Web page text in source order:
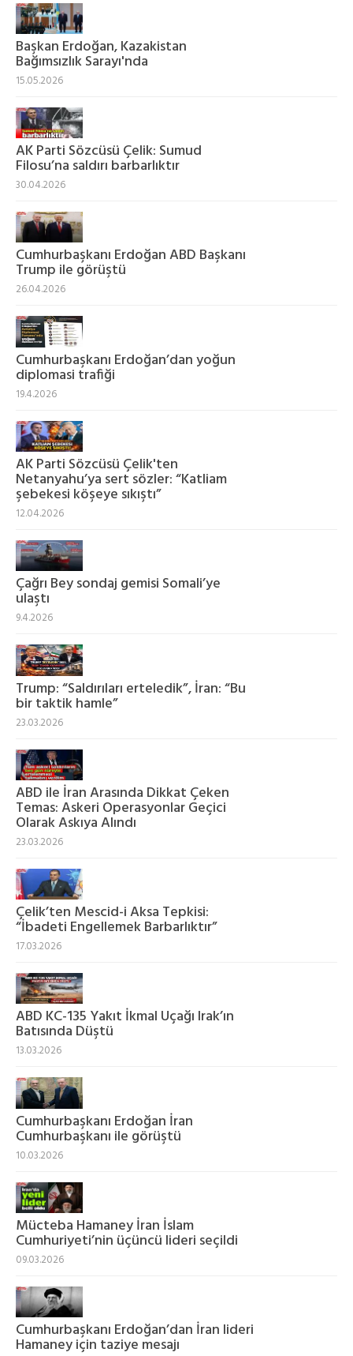
Başkan Erdoğan, Kazakistan
Bağımsızlık Sarayı'nda
15.05.2026
AK Parti Sözcüsü Çelik: Sumud
Filosu’na saldırı barbarlıktır
30.04.2026
Cumhurbaşkanı Erdoğan ABD Başkanı
Trump ile görüştü
26.04.2026
Cumhurbaşkanı Erdoğan’dan yoğun
diplomasi trafiği
19.4.2026
AK Parti Sözcüsü Çelik'ten
Netanyahu’ya sert sözler: “Katliam
şebekesi köşeye sıkıştı”
12.04.2026
Çağrı Bey sondaj gemisi Somali’ye
ulaştı
9.4.2026
Trump: “Saldırıları erteledik”, İran: “Bu
bir taktik hamle”
23.03.2026
ABD ile İran Arasında Dikkat Çeken
Temas: Askeri Operasyonlar Geçici
Olarak Askıya Alındı
23.03.2026
Çelik’ten Mescid-i Aksa Tepkisi:
“İbadeti Engellemek Barbarlıktır”
17.03.2026
ABD KC-135 Yakıt İkmal Uçağı Irak’ın
Batısında Düştü
13.03.2026
Cumhurbaşkanı Erdoğan İran
Cumhurbaşkanı ile görüştü
10.03.2026
Mücteba Hamaney İran İslam
Cumhuriyeti’nin üçüncü lideri seçildi
09.03.2026
Cumhurbaşkanı Erdoğan’dan İran lideri
Hamaney için taziye mesajı